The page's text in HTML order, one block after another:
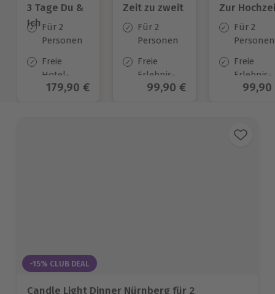
3 Tage Du &
Ich Für 2
Personen
Freie
Hotel-
Auswahl
Aktueller Preis
179,90 €
Zeit zu zweit
Für 2
Personen
Freie
Erlebnis-
Auswahl
Aktueller Preis
99,90 €
Zur
Für 2
Personen
Freie
Erlebnis-
Auswahl
99,90
-15% CLUB DEAL
Candle Light Dinner Nürnberg für 2